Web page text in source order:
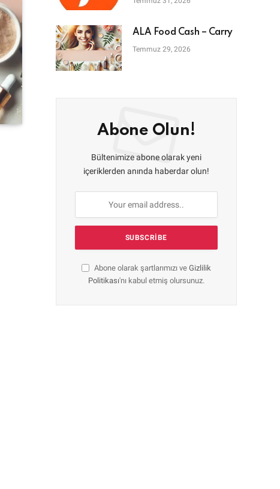
ALA Food Cash – Carry
Temmuz 29, 2026
Abone Olun!
Bültenimize abone olarak yeni
içeriklerden anında haberdar olun!
Abone olarak şartlarımızı ve Gizlilik
Politikası'nı kabul etmiş olursunuz.